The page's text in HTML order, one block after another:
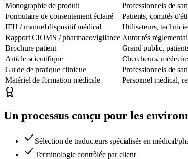
Monographie de produit
Professionnels de
Formulaire de consentement éclairé
Patients, comités
IFU / manuel dispositif médical
Utilisateurs,
Rapport CIOMS / pharmacovigilance Autorités
Brochure patient
Grand public,
Article scientifique
Chercheurs,
Guide de pratique clinique
Professionnels de
Matériel de formation médicale
Personnel médical,
Un processus conçu pour les
Sélection de traducteurs spécialisés en médical/
Terminologie contrôlée par client